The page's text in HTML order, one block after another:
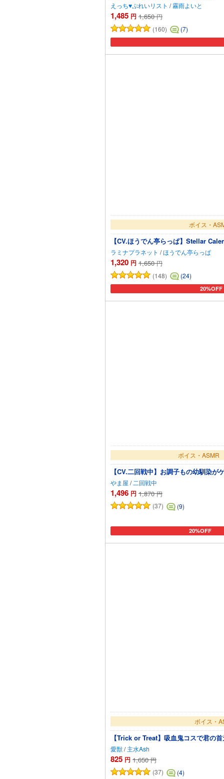
えっち♥ぷれいリスト /霧雨よいと
1,485 円 1,650 円
(160)
(7)
ボイス・
【CV.ほうでん亭らっぱ】Stellar
ラミナプラネット /ほうでん亭らっぱ
1,320 円 1,650 円
(148)
(24)
20%OFF
カートに
ボイス・ASMR
【CV.二回戦中】お調子もの幼馴染が
やま屋 / 二回戦中
1,496 円 1,870 円
(37)
(9)
20%OFF
カートに追加
ボイス・
【Trick or Treat】吸血鬼コスで君の
愛獣/ 主水Ash
825 円 1,650 円
(37)
(4)